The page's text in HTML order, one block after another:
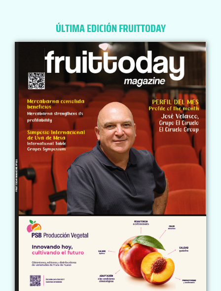
ÚLTIMA EDICIÓN FRUITTODAY